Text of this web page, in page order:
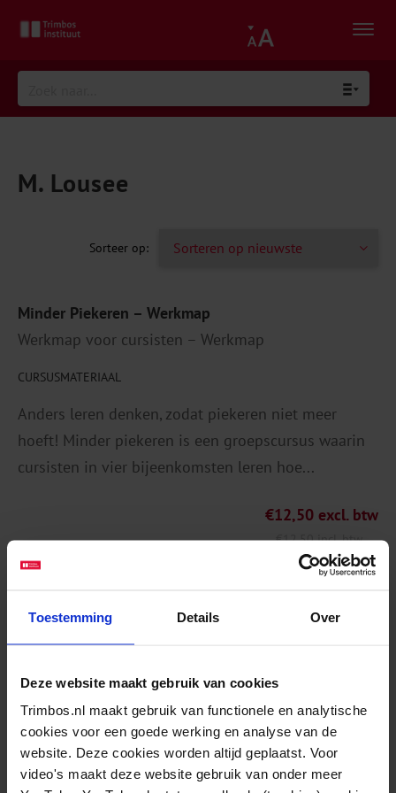
Toestemming Details Over
Deze website maakt gebruik van cookies
Trimbos.nl maakt gebruik van functionele en analytische
cookies voor een goede werking en analyse van de
website. Deze cookies worden altijd geplaatst. Voor
video's maakt deze website gebruik van onder meer
M. Lousee
Minder Piekeren – Werkmap
Werkmap voor cursisten – Werkmap
CURSUSMATERIAAL
Anders leren denken, zodat piekeren niet meer
hoeft! Minder piekeren is een groepscursus waarin
cursisten in vier bijeenkomsten leren hoe...
€12,50 excl. btw
€12,50incl. btw
Minder Piekeren – Handleiding
Handleiding voor cursusbegeleiders
CURSUSMATERIAAL
Anders leren denken, zodat piekeren niet meer